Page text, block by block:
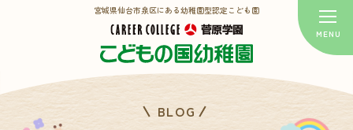
宮城県仙台市泉区にある幼稚園型認定こども園
BLOG